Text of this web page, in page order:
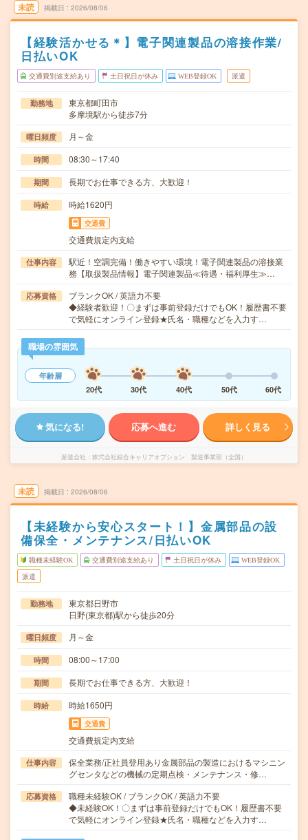
未読 掲載日 2026/08/06
【経験活かせる＊】電子関連製品の溶接作業/
日払いOK
交通費別途支給あり 土日祝日が休み WEB登録OK 派遣
勤務地
東京都町田市
多摩境駅から徒歩7分
曜日頻度 月～金
時間 08:30～17:40
期間 長期でお仕事できる方、大歓迎！
時給 時給1620円
交通費
交通費規定内支給
仕事内容
駅近！空調完備！働きやすい環境！電子関連製品の溶接業
務【取扱製品情報】電子関連製品≪待遇・福利厚生≫…
応募資格
ブランクOK / 英語力不要
◆経験者歓迎！〇まずは事前登録だけでもOK！履歴書不要
で気軽にオンライン登録★氏名・職種などを入力す…
職場の雰囲気
年齢層
20代
30代 40代 50代 60代
気になる! 応募へ進む 詳しく見る
派遣会社 株式会社綜合キャリアオプション 製造事業部（全国）
未読 掲載日 2026/08/06
【未経験から安心スタート！】金属部品の設
備保全・メンテナンス/日払いOK
職種未経験OK 交通費別途支給あり 土日祝日が休み WEB登録OK
派遣
勤務地
東京都日野市
日野(東京都)駅から徒歩20分
曜日頻度 月～金
時間 08:00～17:00
期間 長期でお仕事できる方、大歓迎！
時給 時給1650円
交通費
交通費規定内支給
仕事内容
保全業務/正社員登用あり金属部品の製造におけるマシニン
グセンタなどの機械の定期点検・メンテナンス・修…
応募資格
職種未経験OK / ブランクOK / 英語力不要
◆未経験OK！〇まずは事前登録だけでもOK！履歴書不要
で気軽にオンライン登録★氏名・職種などを入力す…